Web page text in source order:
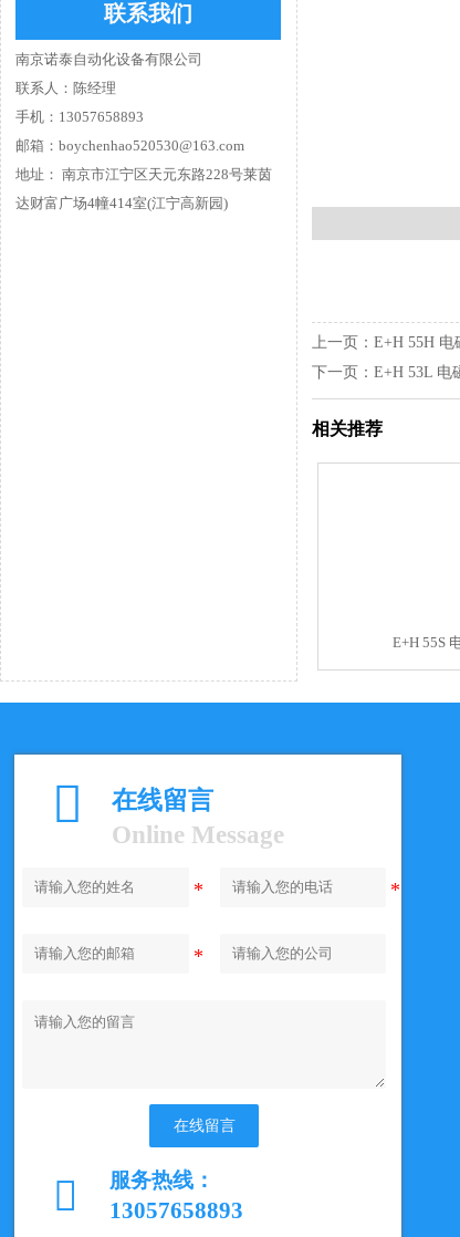
联系我们
南京诺泰自动化设备有限公司
联系人：陈经理
手机：13057658893
邮箱：boychenhao520530@163.com
地址： 南京市江宁区天元东路228号莱茵
达财富广场4幢414室(江宁高新园)
上一页：E+H 55H 电
下一页：E+H 53L 电
相关推荐
E+H 55S

在线留言
Online Message
在线留言
 服务热线：
13057658893